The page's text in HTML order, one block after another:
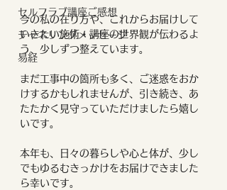
セルフラブ講座ご感想
チャネリングメッセージ
易経
今の私の在り方や、これからお届けして
いきたい施術・講座の世界観が伝わるよ
う、少しずつ整えています。
まだ工事中の箇所も多く、ご迷惑をおか
けするかもしれませんが、引き続き、あ
たたかく見守っていただけましたら嬉し
いです。
本年も、日々の暮らしや心と体が、少し
でもゆるむきっかけをお届けできました
ら幸いです。